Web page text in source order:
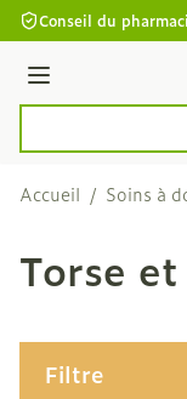
Aller au contenu
Conseil du
Menu
Accueil / Soins à
Torse
Filtre